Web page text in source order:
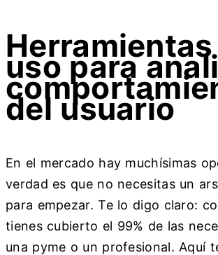
uso para
del usuario
En el mercado hay muchísimas
verdad es que no necesitas un
para empezar. Te lo digo claro:
tienes cubierto el 99% de las
una pyme o un profesional. Aquí